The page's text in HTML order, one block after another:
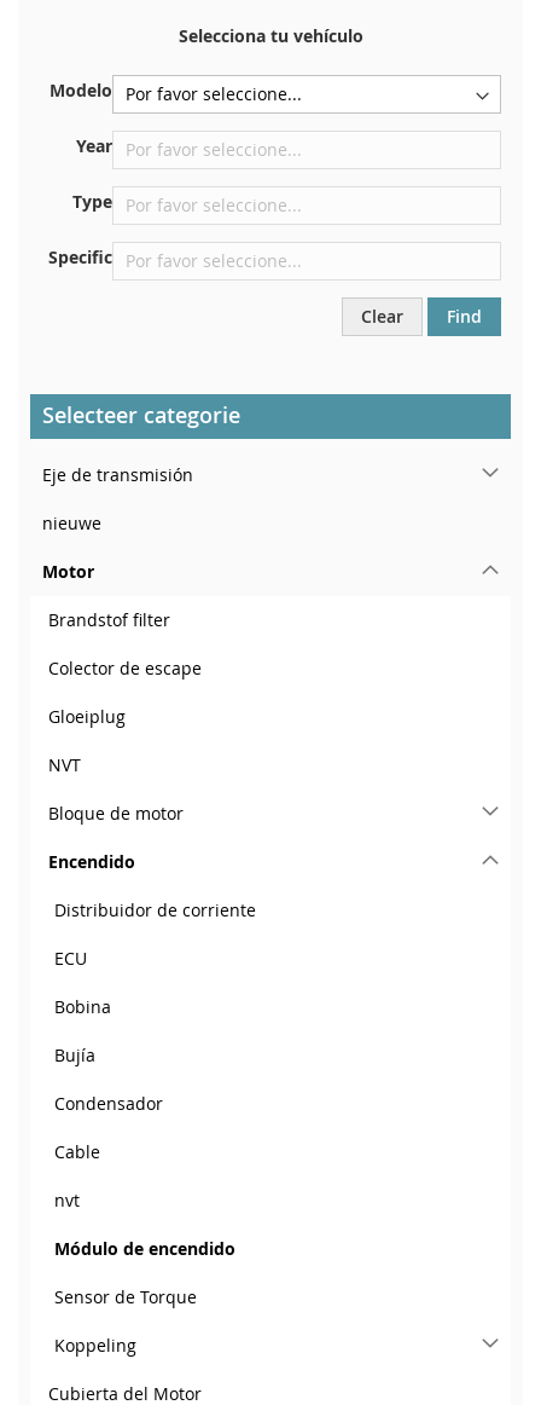
certificado de registro. Y también en el coche.
En la placa inferior del asiento delantero derecho
Centrar contra el mamparo debajo del capó.
Justo en el compartimento del motor.
En el pilar de la puerta trasera derecha
Selecciona tu vehículo
Modelo
Year
Type
Specific
Clear Find
Selecteer categorie
Eje de transmisión
nieuwe
Motor
Brandstof filter
Colector de escape
Gloeiplug
NVT
Bloque de motor
Encendido
Distribuidor de corriente
ECU
Bobina
Bujía
Condensador
Cable
nvt
Módulo de encendido
Sensor de Torque
Koppeling
Cubierta del Motor